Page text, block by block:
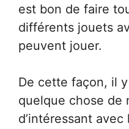
est bon de faire
différents jouets
peuvent jouer.
De cette façon, il
quelque chose de
d’intéressant